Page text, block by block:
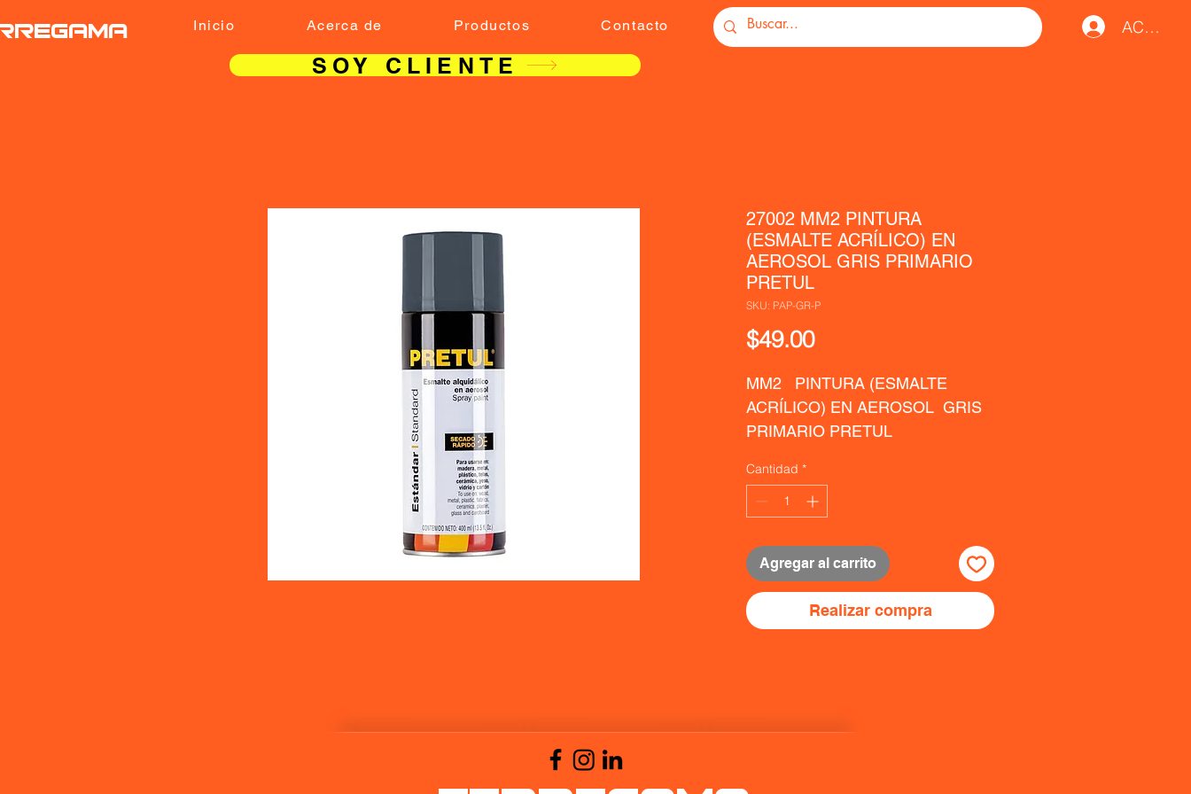
Inicio Acerca de Productos Contacto ACCESO
SOY CLIENTE
27002 MM2 PINTURA
(ESMALTE ACRÍLICO) EN
AEROSOL GRIS PRIMARIO
PRETUL
SKU: PAP-GR-P
$49.00Precio
MM2   PINTURA (ESMALTE
ACRÍLICO) EN AEROSOL  GRIS
PRIMARIO PRETUL
Cantidad *
Agregar al carrito
Realizar compra